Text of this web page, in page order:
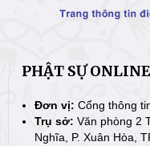
PHẬT SỰ ONLINE
Đơn vị: Cổng thông
Trụ sở: Văn phòng 2
Nghĩa, P. Xuân Hòa,